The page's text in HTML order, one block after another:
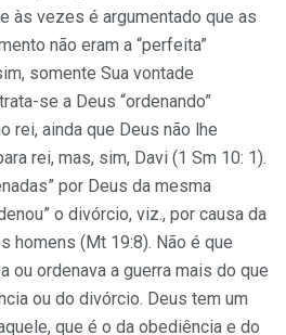
às vezes é argumentado que as
não eram a “perfeita”
somente Sua vontade
se a Deus “ordenando”
rei, ainda que Deus não lhe
rei, mas, sim, Davi (1 Sm 10: 1).
por Deus da mesma
o divórcio, viz., por causa da
homens (Mt 19:8). Não é que
ou ordenava a guerra mais do que
ou do divórcio. Deus tem um
que é o da obediência e do